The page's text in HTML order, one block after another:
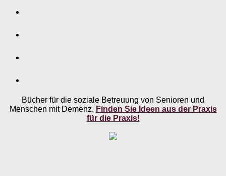
Bücher für die soziale Betreuung von Senioren und
Menschen mit Demenz. Finden Sie Ideen aus der Praxis
für die Praxis!